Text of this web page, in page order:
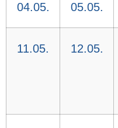
04.05. 05.05.
11.05. 12.05.